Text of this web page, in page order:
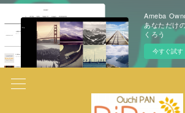
Ameba
あなただけ
くろう
今すぐ試す